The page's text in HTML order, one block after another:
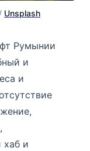
/ Unsplash
Румынии
и
и
хаб и